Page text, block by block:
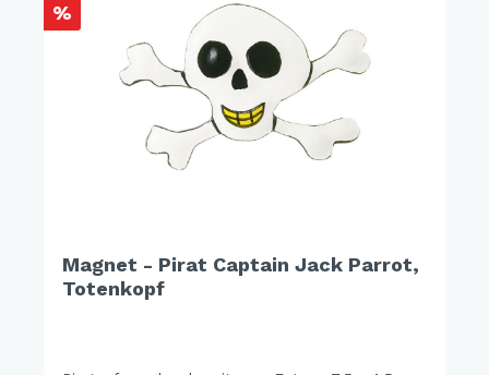
%
Magnet - Pirat Captain Jack Parrot,
Totenkopf